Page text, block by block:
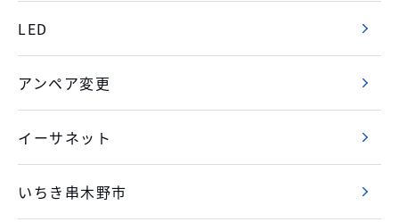
LED
アンペア変更
イーサネット
いちき串木野市